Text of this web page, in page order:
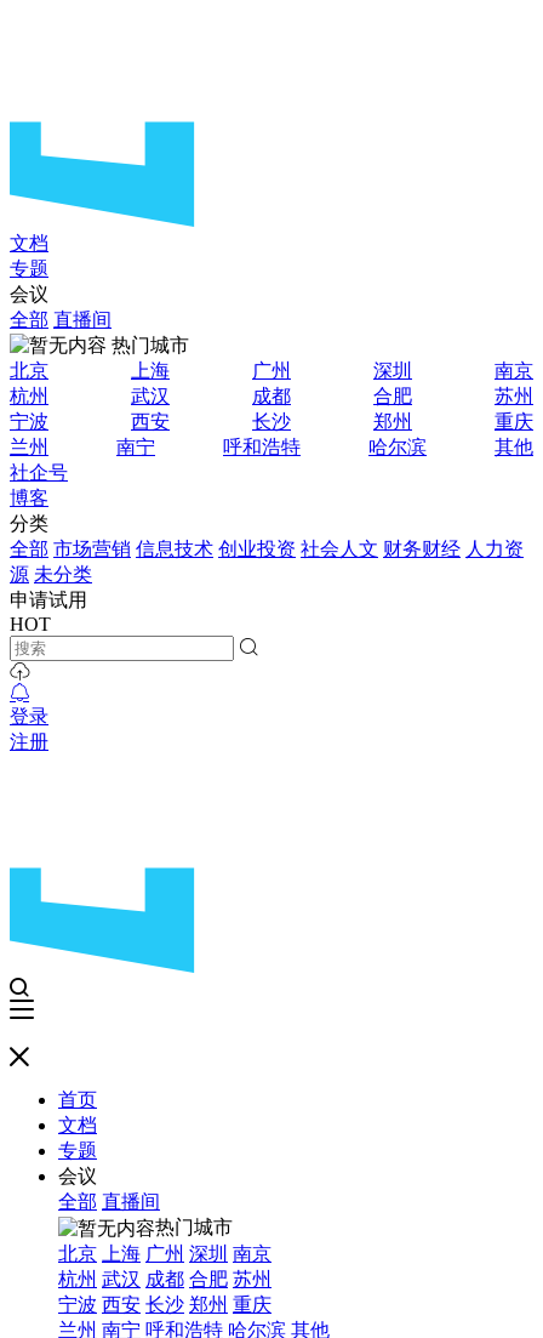
文档
专题
会议
全部 直播间
热门城市
北京
上海 广州 深圳
南京
杭州
武汉 成都 合肥
苏州
宁波
西安 长沙 郑州
重庆
兰州
南宁 呼和浩特 哈尔滨
其他
社企号
博客
分类
全部 市场营销 信息技术 创业投资 社会人文 财务财经 人力资
源 未分类
申请试用
HOT
登录
注册
首页
文档
专题
会议
全部 直播间
热门城市
北京
上海 广州 深圳 南京
杭州 武汉 成都 合肥 苏州
宁波 西安 长沙 郑州 重庆
兰州 南宁 呼和浩特 哈尔滨 其他